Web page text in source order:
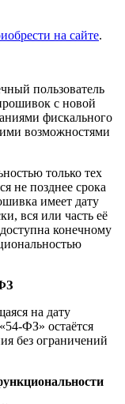
на сайте.
пользователь
с новой
фискального
возможностями
только тех
не позднее срока
имеет дату
вся или часть её
конечному
на дату
ФЗ» остаётся
без ограничений